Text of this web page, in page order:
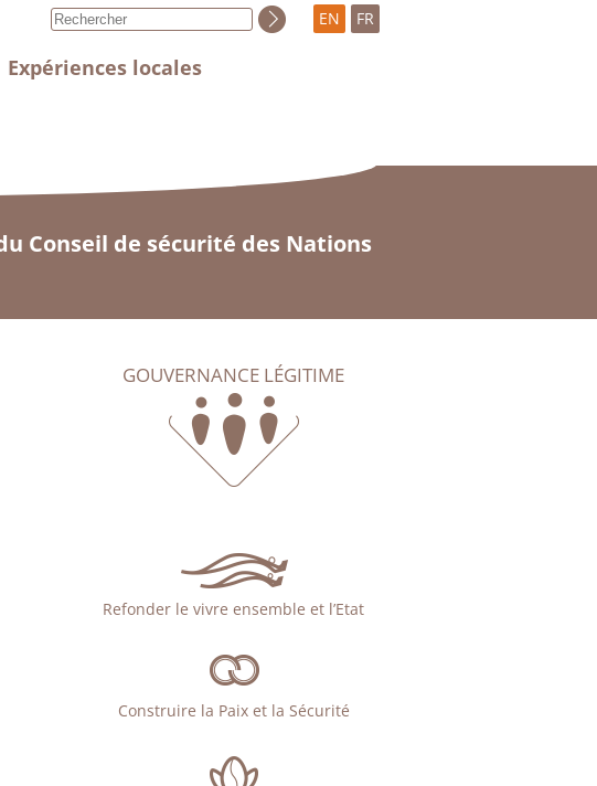
Expériences locales
EN FR
Conseil de sécurité des Nations
GOUVERNANCE LÉGITIME
Refonder le vivre ensemble et l’Etat
Construire la Paix et la Sécurité